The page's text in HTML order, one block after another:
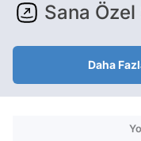
Sana
Daha